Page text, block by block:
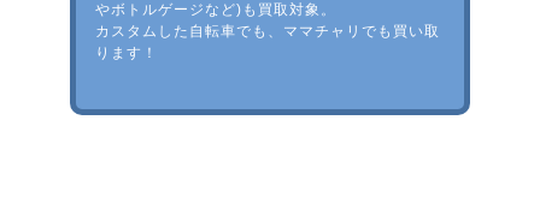
やボトルゲージなど)も買取対象。
カスタムした自転車でも、ママチャリでも買い取
ります！